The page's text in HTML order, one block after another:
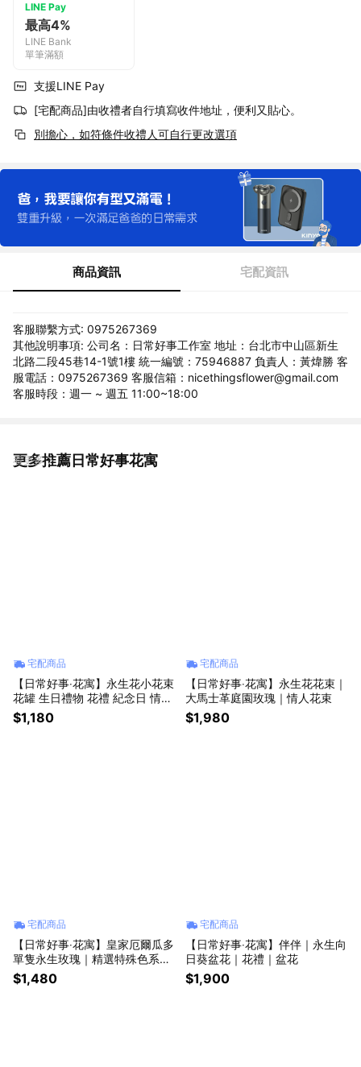
LINE Pay
最高4%
LINE Bank
單筆滿額
支援LINE Pay
[宅配商品]由收禮者自行填寫收件地址，便利又貼心。
別擔心，如符條件收禮人可自行更改選項
商品資訊 宅配資訊
客服聯繫方式: 0975267369
其他說明事項: 公司名：日常好事工作室 地址：台北市中山區新生
北路二段45巷14-1號1樓 統一編號：75946887 負責人：黃煒勝 客
服電話：0975267369 客服信箱：nicethingsflower@gmail.com
客服時段：週一 ~ 週五 11:00~18:00
更多推薦日常好事花寓
看更多
宅配商品
【日常好事‧花寓】永生花小花束
花罐 生日禮物 花禮 紀念日 情人
節禮物
$1,180
宅配商品
【日常好事‧花寓】永生花花束｜
大馬士革庭園玫瑰｜情人花束
$1,980
宅配商品
【日常好事‧花寓】皇家厄爾瓜多
單隻永生玫瑰｜精選特殊色系列
生日禮物 花禮 七夕情人節推薦
情人節花束
$1,480
宅配商品
【日常好事‧花寓】伴伴｜永生向
日葵盆花｜花禮｜盆花
$1,900